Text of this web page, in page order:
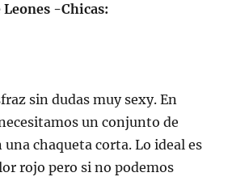
Leones -Chicas:
sin dudas muy sexy. En
un conjunto de
chaqueta corta. Lo ideal es
rojo pero si no podemos